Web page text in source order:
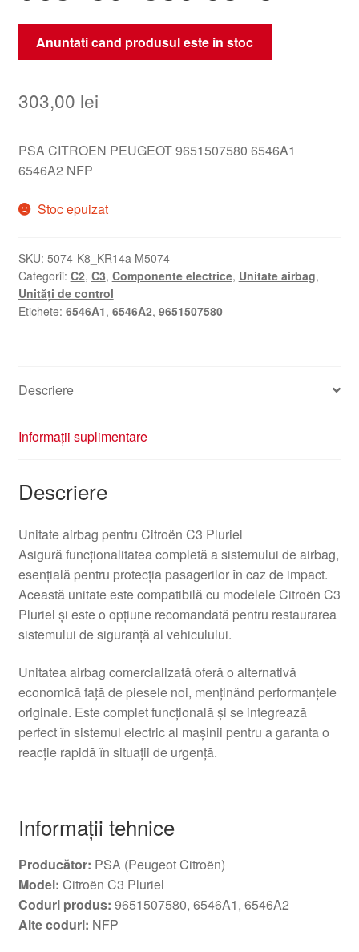
Anuntati cand produsul este in stoc
303,00 lei
PSA CITROEN PEUGEOT 9651507580 6546A1
6546A2 NFP
Stoc epuizat
SKU: 5074-K8_KR14a M5074
Categorii: C2, C3, Componente electrice, Unitate airbag,
Unități de control
Etichete: 6546A1, 6546A2, 9651507580
Descriere
Informații suplimentare
Descriere
Unitate airbag pentru Citroën C3 Pluriel
Asigură funcţionalitatea completă a sistemului de airbag,
esenţială pentru protecţia pasagerilor în caz de impact.
Această unitate este compatibilă cu modelele Citroën C3
Pluriel și este o opţiune recomandată pentru restaurarea
sistemului de siguranţă al vehiculului.
Unitatea airbag comercializată oferă o alternativă
economică faţă de piesele noi, menţinând performanţele
originale. Este complet funcţională şi se integrează
perfect în sistemul electric al maşinii pentru a garanta o
reacţie rapidă în situaţii de urgenţă.
Informaţii tehnice
Producător: PSA (Peugeot Citroën)
Model: Citroën C3 Pluriel
Coduri produs: 9651507580, 6546A1, 6546A2
Alte coduri: NFP